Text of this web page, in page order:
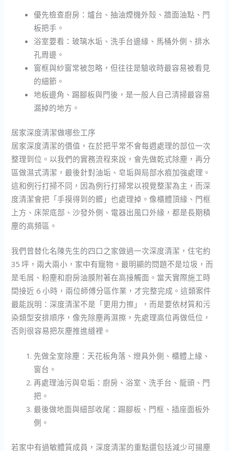
優先檢查廚房：爐台、抽油煙機外殼、牆面油點、門
板把手。
浴室要看：玻璃水垢、洗手台邊緣、馬桶外側、排水
孔周邊。
窗框與紗窗常被忽略，但往往是驗收時最容易被看見
的細節。
地板邊角、踢腳板與門後，是一般人自己清掃最容易
漏掉的地方。
居家深度清潔做哪些工序
居家深度清潔的價值，在於把平常不會每週處理的部位一次
整理到位。以我們的實務流程來說，會先做乾式除塵，再分
區做濕式清潔，最後針對油垢、皂垢與局部水痕加強處理。
這和例行打掃不同，因為例行打掃常以視覺整潔為主，而深
度清潔會把「手摸得到的髒」也處理掉。像櫃體頂緣、門框
上方、床架底部、沙發外側、電器出風口外緣，都是長期積
塵的高頻區。
我們曾替化名陳先生的四口之家做過一次深度清潔，住宅約
35 坪，兩大兩小，家中有寵物。最明顯的問題不是垃圾，而
是毛屑、粉塵和廚房油膜附著在高接觸面。當天實際施工時
間接近 6 小時，兩位師傅分區作業，才完整完成。這類案件
最能說明：深度清潔不是「更用力擦」，而是要依材質和污
染類型安排順序，像先除塵再濕擦，先處理高位再做低位，
否則很容易把灰塵推進縫裡。
先做全室除塵：天花板角落、燈具外側、櫃體上緣、
窗台。
再處理油污與皂垢：廚房、浴室、洗手台、龍頭、門
把。
最後做地面與細部收尾：踢腳板、門框、插座面板外
側。
若家中有過敏體質成員，深度清潔的重點還包括減少可揚塵